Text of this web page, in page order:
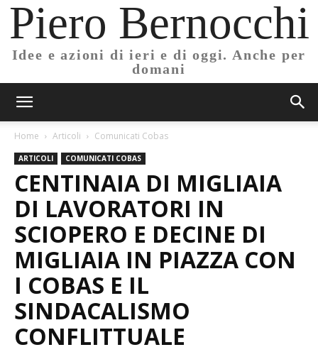
Piero Bernocchi
Idee e azioni di ieri e di oggi. Anche per
domani
Home Articoli Comunicati Cobas
ARTICOLI COMUNICATI COBAS
CENTINAIA DI MIGLIAIA
DI LAVORATORI IN
SCIOPERO E DECINE DI
MIGLIAIA IN PIAZZA CON
I COBAS E IL
SINDACALISMO
CONFLITTUALE